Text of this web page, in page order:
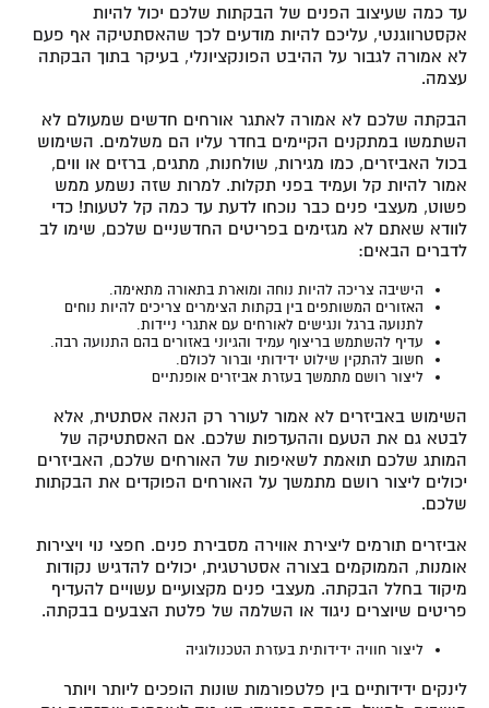
עד כמה שעיצוב הפנים של הבקתות שלכם יכול להיות
אקסטרווגנטי, עליכם להיות מודעים לכך שהאסתטיקה אף פעם
לא אמורה לגבור על ההיבט הפונקציונלי, בעיקר בתוך הבקתה
עצמה.
הבקתה שלכם לא אמורה לאתגר אורחים חדשים שמעולם לא
השתמשו במתקנים הקיימים בחדר עליו הם משלמים. השימוש
בכול האביזרים, כמו מגירות, שולחנות, מתגים, ברזים או ווים,
אמור להיות קל ועמיד בפני תקלות. למרות שזה נשמע ממש
פשוט, מעצבי פנים כבר נוכחו לדעת עד כמה קל לטעות! כדי
לוודא שאתם לא מגזימים בפריטים החדשניים שלכם, שימו לב
לדברים הבאים:
הישיבה צריכה להיות נוחה ומוארת בתאורה מתאימה.
האזורים המשותפים בין בקתות הצימרים צריכים להיות נוחים
לתנועה ברגל ונגישים לאורחים עם אתגרי ניידות.
עדיף להשתמש בריצוף עמיד והגיוני באזורים בהם התנועה רבה.
חשוב להתקין שילוט ידידותי וברור לכולם.
ליצור רושם מתמשך בעזרת אביזרים אופנתיים
השימוש באביזרים לא אמור לעורר רק הנאה אסתטית, אלא
לבטא גם את הטעם וההעדפות שלכם. אם האסתטיקה של
המותג שלכם תואמת לשאיפות של האורחים שלכם, האביזרים
יכולים ליצור רושם מתמשך על האורחים הפוקדים את הבקתות
שלכם.
אביזרים תורמים ליצירת אווירה מסבירת פנים. חפצי נוי ויצירות
אומנות, הממוקמים בצורה אסטרטגית, יכולים להדגיש נקודות
מיקוד בחלל הבקתה. מעצבי פנים מקצועיים עשויים להעדיף
פריטים שיוצרים ניגוד או השלמה של פלטת הצבעים בבקתה.
ליצור חוויה ידידותית בעזרת הטכנולוגיה
לינקים ידידותיים בין פלטפורמות שונות הופכים ליותר ויותר